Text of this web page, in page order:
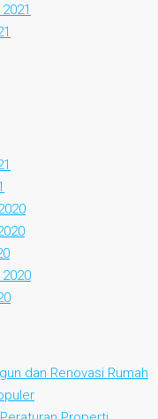
dan Renovasi Rumah